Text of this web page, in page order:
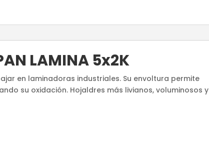
LAMINA 5x2K
en laminadoras industriales. Su envoltura permite
su oxidación. Hojaldres más livianos, voluminosos y